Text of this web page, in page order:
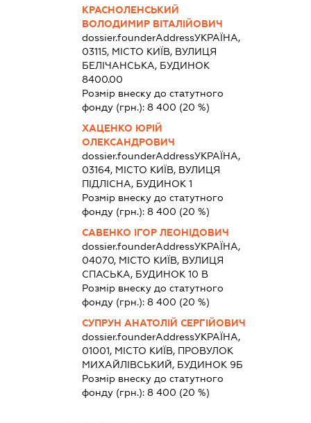
КРАСНОЛЕНСЬКИЙ
ВОЛОДИМИР ВІТАЛІЙОВИЧ
dossier.founderAddressУКРАЇНА,
03115, МІСТО КИЇВ, ВУЛИЦЯ
БЕЛІЧАНСЬКА, БУДИНОК
8400.00
Розмір внеску до статутного
фонду (грн.):8 400 (20 %)
ХАЦЕНКО ЮРІЙ
ОЛЕКСАНДРОВИЧ
dossier.founderAddressУКРАЇНА,
03164, МІСТО КИЇВ, ВУЛИЦЯ
ПІДЛІСНА, БУДИНОК 1
Розмір внеску до статутного
фонду (грн.):8 400 (20 %)
САВЕНКО ІГОР ЛЕОНІДОВИЧ
dossier.founderAddressУКРАЇНА,
04070, МІСТО КИЇВ, ВУЛИЦЯ
СПАСЬКА, БУДИНОК 10 В
Розмір внеску до статутного
фонду (грн.):8 400 (20 %)
СУПРУН АНАТОЛІЙ СЕРГІЙОВИЧ
dossier.founderAddressУКРАЇНА,
01001, МІСТО КИЇВ, ПРОВУЛОК
МИХАЙЛІВСЬКИЙ, БУДИНОК 9Б
Розмір внеску до статутного
фонду (грн.):8 400 (20 %)